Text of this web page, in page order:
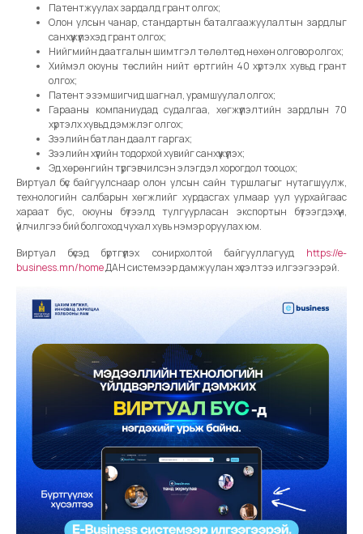
Патентжуулах зардалд грант олгох;
Олон улсын чанар, стандартын баталгаажуулалтын зардлыг
санхүүжүүлэхэд грант олгох;
Нийгмийн даатгалын шимтгэл төлөлтөд нөхөн олговор олгох;
Хиймэл оюуны төслийн нийт өртгийн 40 хүртэлх хувьд грант
олгох;
Патент эзэмшигчид шагнал, урамшуулал олгох;
Гарааны компаниудад судалгаа, хөгжүүлэлтийн зардлын 70
хүртэлх хувьд дэмжлэг олгох;
Зээлийн батлан даалт гаргах;
Зээлийн хүүгийн тодорхой хувийг санхүүжүүлэх;
Эд хөрөнгийн түргэвчилсэн элэгдэл хорогдол тооцох;
Виртуал бүс байгуулснаар олон улсын сайн туршлагыг нутагшуулж,
технологийн салбарын хөгжлийг хурдасгах улмаар уул уурхайгаас
хараат бус, оюуны бүтээлд тулгуурласан экспортын бүтээгдэхүүн,
үйлчилгээ бий болгоход чухал хувь нэмэр оруулах юм.
Виртуал бүсэд бүртгүүлэх сонирхолтой байгууллагууд https://e-
business.mn/homeДАН системээр дамжуулан хүсэлтээ илгээгээрэй.